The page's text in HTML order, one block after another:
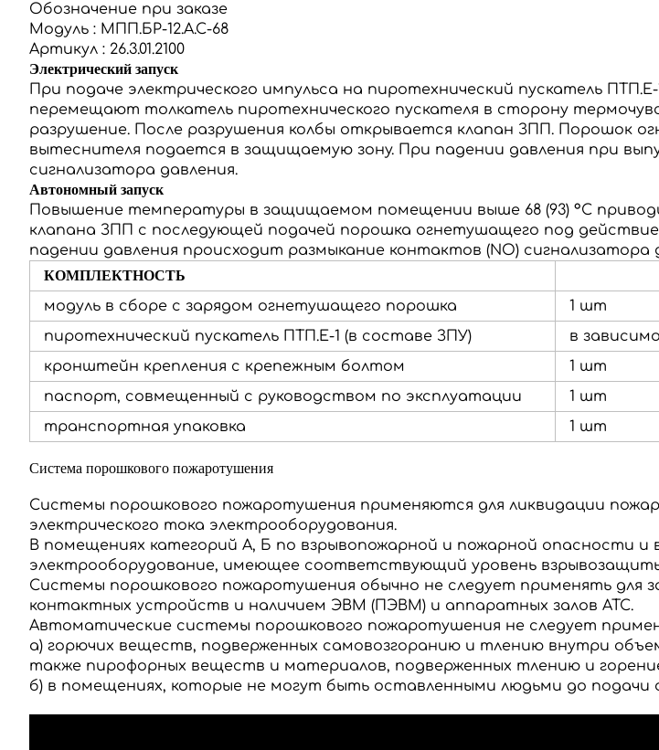
Обозначение при заказе
Модуль : МПП.БР-12.А.С-68
Артикул : 26.3.01.2100
Электрический запуск
При подаче электрического импульса на пиротехнический пускатель
перемещают толкатель пиротехнического пускателя в сторону
разрушение. После разрушения колбы открывается клапан ЗПП. Порошок
вытеснителя подается в защищаемую зону. При падении давления при
сигнализатора давления.
Автономный запуск
Повышение температуры в защищаемом помещении выше 68 (93) °С
клапана ЗПП с последующей подачей порошка огнетушащего под
падении давления происходит размыкание контактов (NO) сигнализатора
КОМПЛЕКТНОСТЬ
модуль в сборе с зарядом огнетушащего порошка
1 шт
пиротехнический пускатель ПТП.Е-1 (в составе ЗПУ)
в
кронштейн крепления с крепежным болтом
1 шт
паспорт, совмещенный с руководством по эксплуатации
1 шт
транспортная упаковка
1 шт
Система порошкового пожаротушения
Системы порошкового пожаротушения применяются для ликвидации
электрического тока электрооборудования.
В помещениях категорий А, Б по взрывопожарной и пожарной опасности и
электрооборудование, имеющее соответствующий уровень
Системы порошкового пожаротушения обычно не следует применять для
контактных устройств и наличием ЭВМ (ПЭВМ) и аппаратных залов АТС.
Автоматические системы порошкового пожаротушения не следует
а) горючих веществ, подверженных самовозгоранию и тлению внутри
также пирофорных веществ и материалов, подверженных тлению и
б) в помещениях, которые не могут быть оставленными людьми до подачи